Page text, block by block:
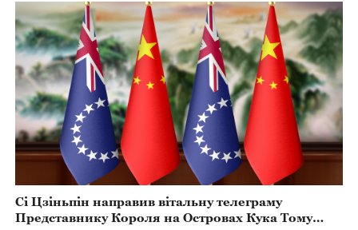
Сі Цзіньпін направив вітальну телеграму
Представнику Короля на Островах Кука Тому